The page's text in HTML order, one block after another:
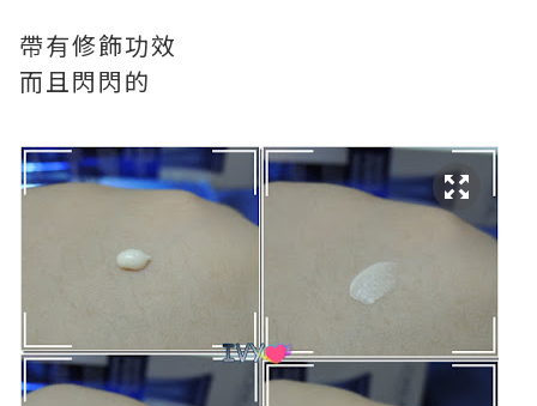
帶有修飾功效
而且閃閃的